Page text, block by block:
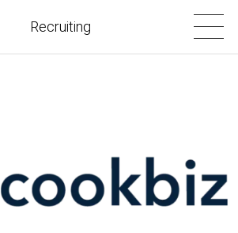
Recruiting